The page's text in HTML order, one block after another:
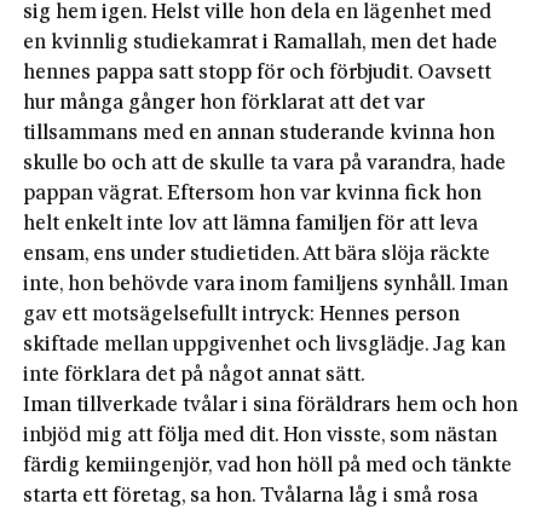
sig hem igen. Helst ville hon dela en lägenhet med
en kvinnlig studiekamrat i Ramallah, men det hade
hennes pappa satt stopp för och förbjudit. Oavsett
hur många gånger hon förklarat att det var
tillsammans med en annan studerande kvinna hon
skulle bo och att de skulle ta vara på varandra, hade
pappan vägrat. Eftersom hon var kvinna fick hon
helt enkelt inte lov att lämna familjen för att leva
ensam, ens under studietiden. Att bära slöja räckte
inte, hon behövde vara inom familjens synhåll. Iman
gav ett motsägelsefullt intryck: Hennes person
skiftade mellan uppgivenhet och livsglädje. Jag kan
inte förklara det på något annat sätt.
Iman tillverkade tvålar i sina föräldrars hem och hon
inbjöd mig att följa med dit. Hon visste, som nästan
färdig kemiingenjör, vad hon höll på med och tänkte
starta ett företag, sa hon. Tvålarna låg i små rosa